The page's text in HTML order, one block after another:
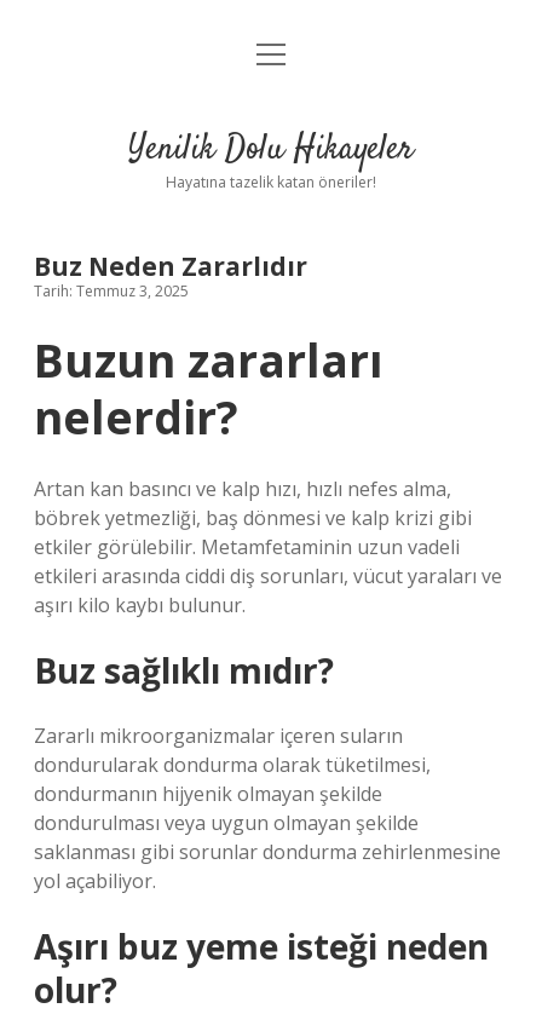
Anasayfa
Yasal Uyarı
menüyü
Yenilik Dolu Hikayeler
Hayatına tazelik katan öneriler!
Buz Neden Zararlıdır
Tarih: Temmuz 3, 2025
Buzun zararları
nelerdir?
Artan kan basıncı ve kalp hızı, hızlı nefes alma,
böbrek yetmezliği, baş dönmesi ve kalp krizi gibi
etkiler görülebilir. Metamfetaminin uzun vadeli
etkileri arasında ciddi diş sorunları, vücut yaraları ve
aşırı kilo kaybı bulunur.
Buz sağlıklı mıdır?
Zararlı mikroorganizmalar içeren suların
dondurularak dondurma olarak tüketilmesi,
dondurmanın hijyenik olmayan şekilde
dondurulması veya uygun olmayan şekilde
saklanması gibi sorunlar dondurma zehirlenmesine
yol açabiliyor.
Aşırı buz yeme isteği neden
olur?